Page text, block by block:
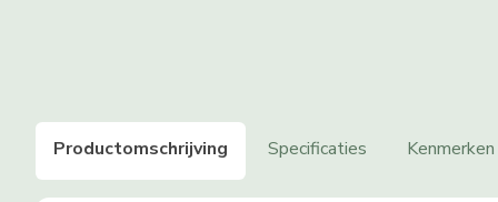
Productomschrijving Specificaties Kenmerken